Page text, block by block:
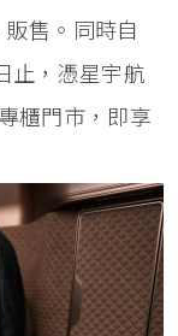
售。同時自
止，憑星宇航
櫃門市，即享